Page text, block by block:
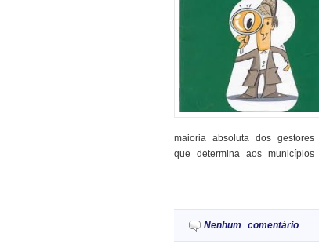
maioria absoluta dos
que determina aos municípios
Nenhum comentário